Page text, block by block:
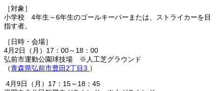
［対象］
小学校 4年生～6年生のゴールキーパーまたは、ストライカーを目
指す者。
［日時・会場］
4月2日（月）17：00～18：00
弘前市運動公園球技場 ※人工芝グラウンド
（青森県弘前市豊田2丁目3 ）
4月9日（月）17：15～18：45